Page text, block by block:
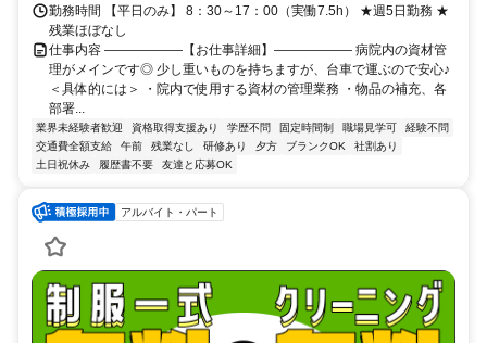
勤務時間 【平日のみ】 8：30～17：00（実働7.5h） ★週5日勤務 ★
残業ほぼなし
仕事内容 ――――――【お仕事詳細】―――――― 病院内の資材管
理がメインです◎ 少し重いものを持ちますが、台車で運ぶので安心♪
＜具体的には＞ ・院内で使用する資材の管理業務 ・物品の補充、各
部署...
業界未経験者歓迎 資格取得支援あり 学歴不問 固定時間制 職場見学可
経験不問
交通費全額支給
午前 残業なし 研修あり 夕方 ブランクOK
社割あり
土日祝休み
履歴書不要 友達と応募OK
アルバイト・パート